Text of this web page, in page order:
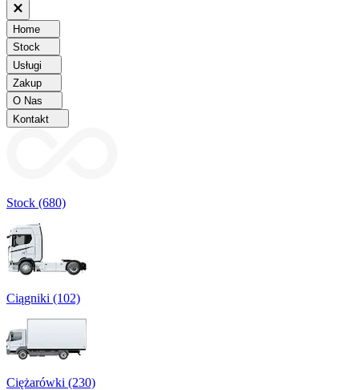
Home
Stock
Usługi
Zakup
O Nas
Kontakt
Stock (680)
Ciągniki (102)
Ciężarówki (230)